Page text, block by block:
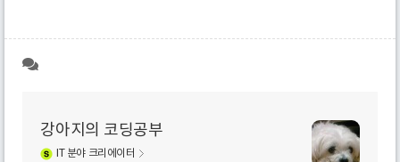
강아지의 코딩공부
IT분야 크리에이터